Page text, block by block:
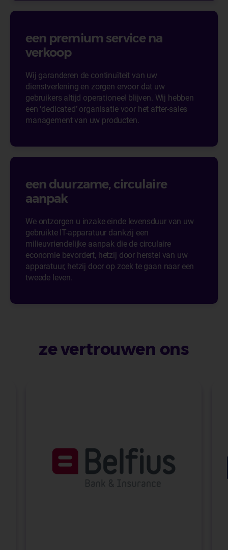
een premium service na
verkoop
Wij garanderen de continuïteit van uw
dienstverlening en zorgen ervoor dat uw
gebruikers altijd operationeel blijven. Wij hebben
een ‘dedicated’ organisatie voor het after-sales
management van uw producten.
een duurzame, circulaire
aanpak
We ontzorgen u inzake einde levensduur van uw
gebruikte IT-apparatuur dankzij een
milieuvriendelijke aanpak die de circulaire
economie bevordert, hetzij door herstel van uw
apparatuur, hetzij door op zoek te gaan naar een
tweede leven.
ze vertrouwen ons